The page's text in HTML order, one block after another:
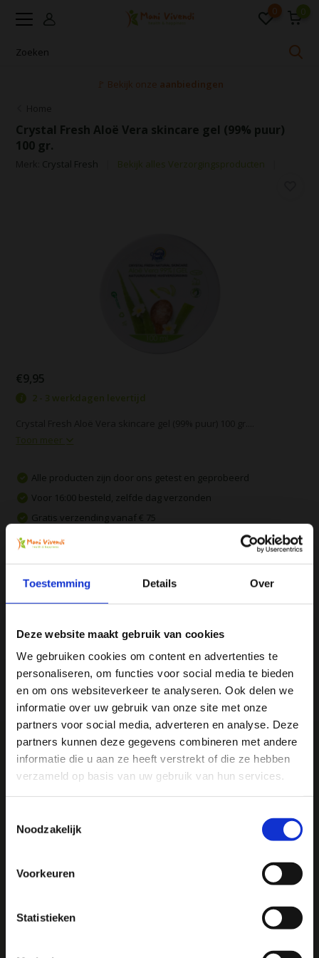
Toestemming Details Over
Deze website maakt gebruik van cookies
We gebruiken cookies om content en advertenties te
personaliseren, om functies voor social media te bieden
en om ons websiteverkeer te analyseren. Ook delen we
informatie over uw gebruik van onze site met onze
partners voor social media, adverteren en analyse. Deze
partners kunnen deze gegevens combineren met andere
informatie die u aan ze heeft verstrekt of die ze hebben
verzameld op basis van uw gebruik van hun services.
Noodzakelijk
Voorkeuren
Statistieken
0 0
🚩 Bekijk onze aanbiedingen
Crystal Fresh Aloë Vera skincare gel (99% puur)
100 gr.
Crystal Fresh Bekijk alles Verzorgingsproducten
€9,95
2 - 3 werkdagen levertijd
Toon meer
Alle producten zijn door ons getest en geprobeerd
Voor 16:00 besteld, zelfde dag verzonden
Gratis verzending vanaf € 75
Vergelijk
Reviews
Delen
health & happiness
duurzame producten die de gezondheid in het algemeen
Ja, ik wil 5% korting op mijn
volgende bestelling!
Ontvang direct 5% kortingop je volgende aankoop en
profiteer maandelijks van hoge kortingen door je te
abonneren op onze leuke nieuwsbrief! 😀
ons? Stuur een e-mail naar
en je